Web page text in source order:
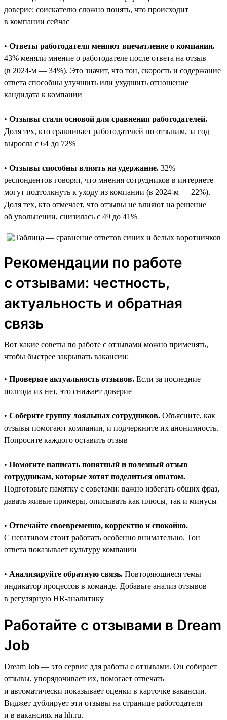
доверие: соискателю сложно понять, что происходит
в компании сейчас
• Ответы работодателя меняют впечатление о компании.
43% меняли мнение о работодателе после ответа на отзыв
(в 2024-м — 34%). Это значит, что тон, скорость и содержание
ответа способны улучшить или ухудшить отношение
кандидата к компании
• Отзывы стали основой для сравнения работодателей.
Доля тех, кто сравнивает работодателей по отзывам, за год
выросла с 64 до 72%
• Отзывы способны влиять на удержание. 32%
респондентов говорят, что мнения сотрудников в интернете
могут подтолкнуть к уходу из компании (в 2024-м — 22%).
Доля тех, кто отмечает, что отзывы не влияют на решение
об увольнении, снизилась с 49 до 41%
Рекомендации по работе
с отзывами: честность,
актуальность и обратная
связь
Вот какие советы по работе с отзывами можно применять,
чтобы быстрее закрывать вакансии:
• Проверьте актуальность отзывов. Если за последние
полгода их нет, это снижает доверие
• Соберите группу лояльных сотрудников. Объясните, как
отзывы помогают компании, и подчеркните их анонимность.
Попросите каждого оставить отзыв
• Помогите написать понятный и полезный отзыв
сотрудникам, которые хотят поделиться опытом.
Подготовьте памятку с советами: важно избегать общих фраз,
давать живые примеры, описывать как плюсы, так и минусы
• Отвечайте своевременно, корректно и спокойно.
С негативом стоит работать особенно внимательно. Тон
ответа показывает культуру компании
• Анализируйте обратную связь. Повторяющиеся темы —
индикатор процессов в команде. Добавьте анализ отзывов
в регулярную HR-аналитику
Работайте с отзывами в Dream
Job
Dream Job — это сервис для работы с отзывами. Он собирает
отзывы, упорядочивает их, помогает отвечать
и автоматически показывает оценки в карточке вакансии.
Виджет дублирует эти отзывы на странице работодателя
и в вакансиях на hh.ru.